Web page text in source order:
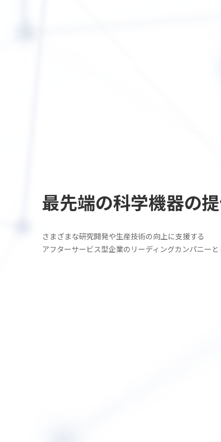
最先端の科学機器の
さまざまな研究開発や生産技術の向上に支援する
アフターサービス型企業の リーディングカンパニー